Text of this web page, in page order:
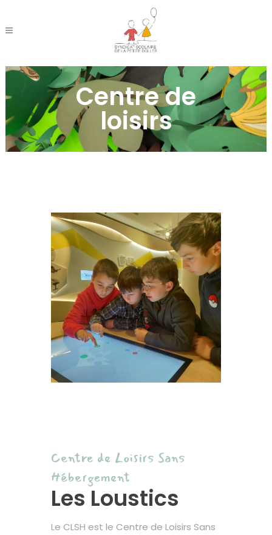
Centre de
loisirs
Centre de Loisirs Sans
Hébergement
Les Loustics
Le CLSH est le Centre de Loisirs Sans